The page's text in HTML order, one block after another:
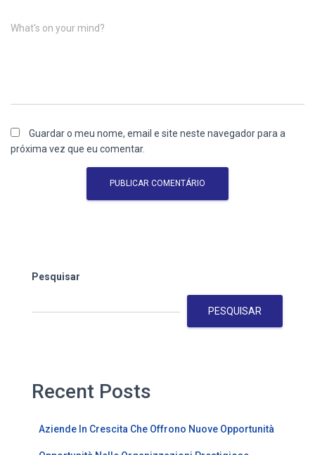
What's on your mind?
Guardar o meu nome, email e site neste navegador para a
próxima vez que eu comentar.
Pesquisar
PESQUISAR
Recent Posts
Aziende In Crescita Che Offrono Nuove Opportunità